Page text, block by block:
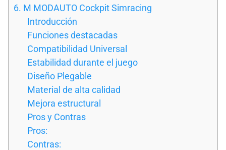
6. M MODAUTO Cockpit Simracing
Introducción
Funciones destacadas
Compatibilidad Universal
Estabilidad durante el juego
Diseño Plegable
Material de alta calidad
Mejora estructural
Pros y Contras
Pros:
Contras: